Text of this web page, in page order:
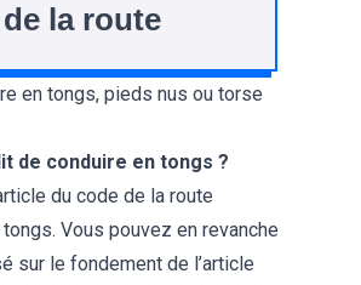
la route
en tongs, pieds nus ou torse
de conduire en tongs ?
du code de la route
tongs. Vous pouvez en revanche
sur le fondement de l’article